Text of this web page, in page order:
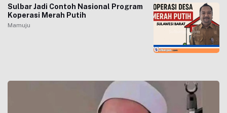
Sulbar Jadi Contoh Nasional Program
Koperasi Merah Putih
Mamuju